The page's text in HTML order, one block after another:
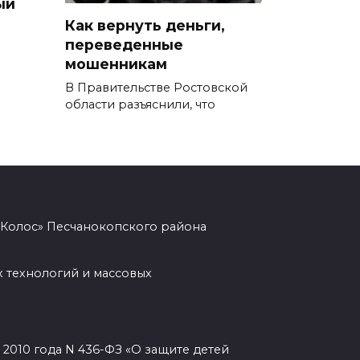
Сотрудники ДПС помогли
женщине с ребенком на
трассе М-4 «Дон»
07 августа 2026 14:33
07 августа 2026 14:28
07 августа 2026 14:28
Как вернуть деньги,
переведенные
мошенникам
В Правительстве Ростовской
области разъяснили, что
Песчанокопского района
и массовых
года N 436-ФЗ «О защите детей